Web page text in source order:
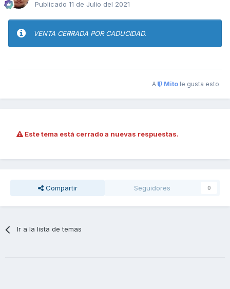
Publicado 11 de Julio del 2021
VENTA CERRADA POR CADUCIDAD.
A Mito le gusta esto
Este tema está cerrado a nuevas respuestas.
Compartir Seguidores 0
Ir a la lista de temas